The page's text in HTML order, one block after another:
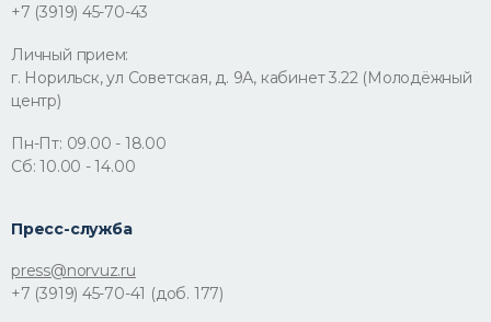
+7 (3919) 45-70-43
Личный прием:
г. Норильск, ул Советская, д. 9А, кабинет 3.22 (Молодёжный
центр)
Пн-Пт: 09.00 - 18.00
Сб: 10.00 - 14.00
Пресс-служба
press@norvuz.ru
+7 (3919) 45-70-41 (доб. 177)